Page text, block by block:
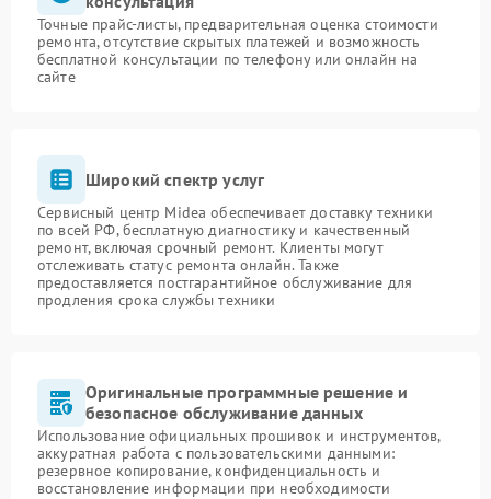
Точные прайс-листы, предварительная оценка стоимости
ремонта, отсутствие скрытых платежей и возможность
бесплатной консультации по телефону или онлайн на
сайте
Широкий спектр услуг
Сервисный центр Midea обеспечивает доставку техники
по всей РФ, бесплатную диагностику и качественный
ремонт, включая срочный ремонт. Клиенты могут
отслеживать статус ремонта онлайн. Также
предоставляется постгарантийное обслуживание для
продления срока службы техники
Оригинальные программные решение и
безопасное обслуживание данных
Использование официальных прошивок и инструментов,
аккуратная работа с пользовательскими данными:
резервное копирование, конфиденциальность и
восстановление информации при необходимости